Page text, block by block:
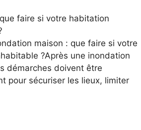
faire si votre habitation
maison : que faire si votre
?Après une inondation
démarches doivent être
pour sécuriser les lieux, limiter